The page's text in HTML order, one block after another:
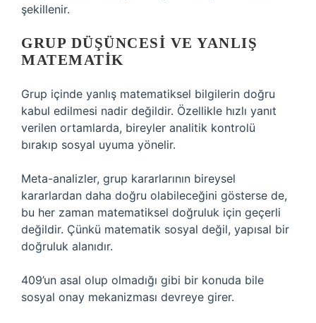
şekillenir.
GRUP DÜŞÜNCESI VE YANLIŞ
MATEMATIK
Grup içinde yanlış matematiksel bilgilerin doğru
kabul edilmesi nadir değildir. Özellikle hızlı yanıt
verilen ortamlarda, bireyler analitik kontrolü
bırakıp sosyal uyuma yönelir.
Meta-analizler, grup kararlarının bireysel
kararlardan daha doğru olabileceğini gösterse de,
bu her zaman matematiksel doğruluk için geçerli
değildir. Çünkü matematik sosyal değil, yapısal bir
doğruluk alanıdır.
409’un asal olup olmadığı gibi bir konuda bile
sosyal onay mekanizması devreye girer.